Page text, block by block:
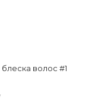
волос #1